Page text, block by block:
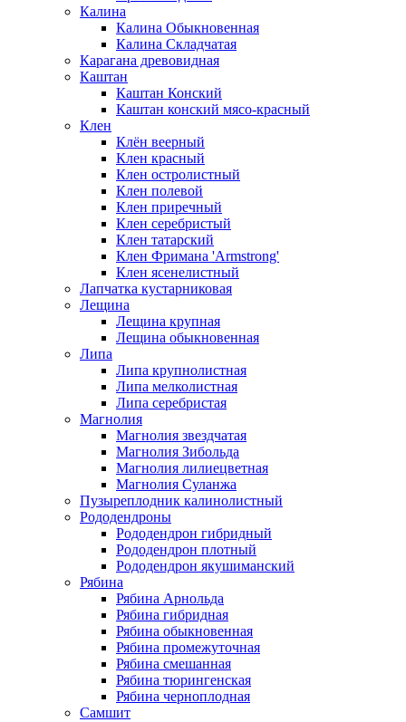
Калина
Калина Обыкновенная
Калина Складчатая
Карагана древовидная
Каштан
Каштан Конский
Каштан конский мясо-красный
Клен
Клён веерный
Клен красный
Клен остролистный
Клен полевой
Клен приречный
Клен серебристый
Клен татарский
Клен Фримана 'Armstrong'
Клен ясенелистный
Лапчатка кустарниковая
Лещина
Лещина крупная
Лещина обыкновенная
Липа
Липа крупнолистная
Липа мелколистная
Липа серебристая
Магнолия
Магнолия звездчатая
Магнолия Зибольда
Магнолия лилиецветная
Магнолия Суланжа
Пузыреплодник калинолистный
Рододендроны
Рододендрон гибридный
Рододендрон плотный
Рододендрон якушиманский
Рябина
Рябина Арнольда
Рябина гибридная
Рябина обыкновенная
Рябина промежуточная
Рябина смешанная
Рябина тюрингенская
Рябина черноплодная
Самшит